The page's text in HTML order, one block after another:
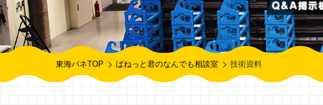
東海バネTOP ばねっと君のなんでも相談室 技術資料